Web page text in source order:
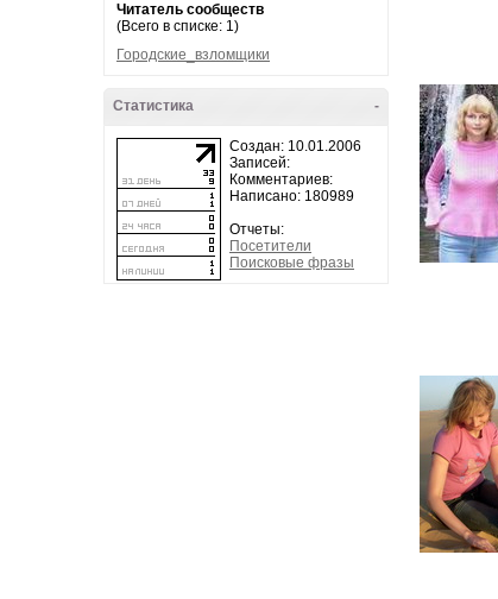
Читатель сообществ
(Всего в списке: 1)
Городские_взломщики
-
Статистика
Создан: 10.01.2006
Записей:
Комментариев:
Написано: 180989
Отчеты:
Посетители
Поисковые фразы